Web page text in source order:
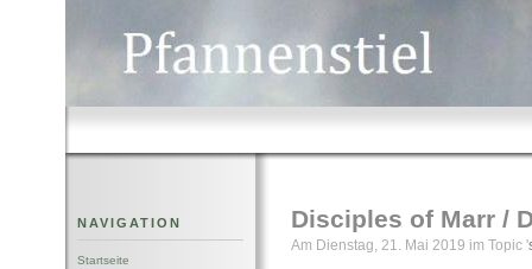
NAVIGATION
Startseite
Disciples of Marr /
Am Dienstag, 21. Mai 2019 im Topic '